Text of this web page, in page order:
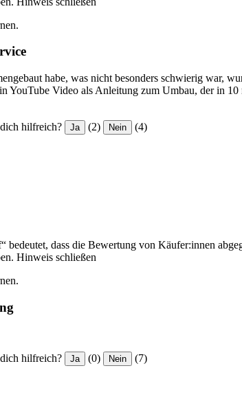
habe, was nicht besonders schwierig war,
YouTube Video als Anleitung zum Umbau, der in
hilfreich? Ja (2) Nein (4)
bedeutet, dass die Bewertung von Käufer:innen
Hinweis schließen
hilfreich? Ja (0) Nein (7)